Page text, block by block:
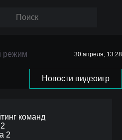
режим 30 апреля, 13:28
Новости видеоигр
команд
2